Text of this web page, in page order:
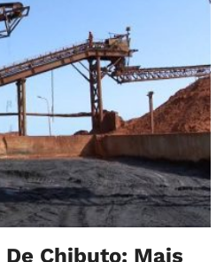
Chibuto: Mais